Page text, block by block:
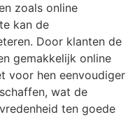
zoals online
kan de
Door klanten de
gemakkelijk online
voor hen eenvoudiger
wat de
ten goede